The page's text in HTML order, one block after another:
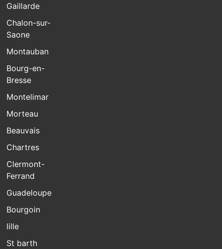
Gaillarde
Chalon-sur-
Saone
Montauban
Bourg-en-
Bresse
Montelimar
Morteau
Beauvais
Chartres
Clermont-
Ferrand
Guadeloupe
Bourgoin
lille
St barth